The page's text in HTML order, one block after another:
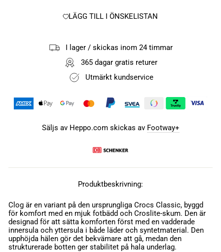
LÄGG TILL I ÖNSKELISTAN
I lager / skickas inom 24 timmar
365 dagar gratis returer
Utmärkt kundservice
Säljs av Heppo.com skickas av Footway+
Produktbeskrivning:
Clog är en variant på den ursprungliga Crocs Classic, byggd
för komfort med en mjuk fotbädd och Croslite-skum. Den är
designad för att sätta komforten först med en vadderade
innersula och yttersula i både läder och syntetmaterial. Den
upphöjda hälen gör det bekvämare att gå, medan den
strukturerade botten ger stabilitet på hala underlag.